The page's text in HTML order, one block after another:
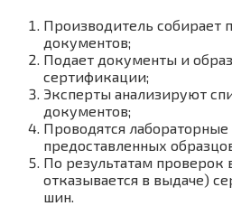
Производитель собирает
документов;
Подает документы и
сертификации;
Эксперты анализируют
документов;
Проводятся
предоставленных
По результатам проверок
отказывается в выдаче)
шин.